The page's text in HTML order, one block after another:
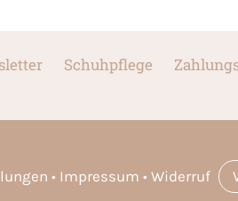
Schuhpflege
Impressum Widerruf